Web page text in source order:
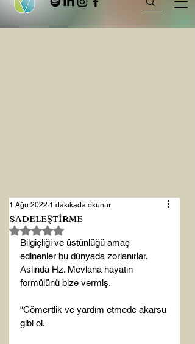
SADELEŞTİRME
1 Ağu 2022 1 dakikada okunur
5 üzerinden NaN yıldız
Bilgiçliği ve üstünlüğü amaç
edinenler bu dünyada zorlanırlar.
Aslında Hz. Mevlana hayatın
formülünü bize vermiş.
“Cömertlik ve yardım etmede akarsu
gibi ol.